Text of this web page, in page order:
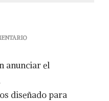
EN
EL
TOSTADOR
anunciar el
diseñado para